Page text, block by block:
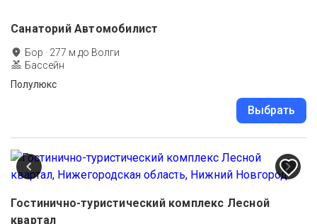
Санаторий Автомобилист
Бор · 277 м до Волги
Бассейн
Полулюкс
Выбрать
Гостинично-туристический комплекс Лесной
квартал